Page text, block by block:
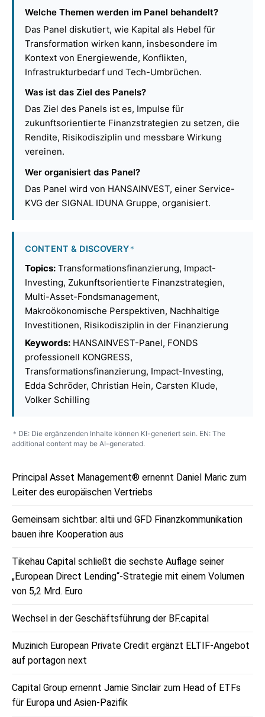
Welche Themen werden im Panel behandelt?
Das Panel diskutiert, wie Kapital als Hebel für
Transformation wirken kann, insbesondere im
Kontext von Energiewende, Konflikten,
Infrastrukturbedarf und Tech-Umbrüchen.
Was ist das Ziel des Panels?
Das Ziel des Panels ist es, Impulse für
zukunftsorientierte Finanzstrategien zu setzen, die
Rendite, Risikodisziplin und messbare Wirkung
vereinen.
Wer organisiert das Panel?
Das Panel wird von HANSAINVEST, einer Service-
KVG der SIGNAL IDUNA Gruppe, organisiert.
CONTENT & DISCOVERY *
Topics: Transformationsfinanzierung, Impact-
Investing, Zukunftsorientierte Finanzstrategien,
Multi-Asset-Fondsmanagement,
Makroökonomische Perspektiven, Nachhaltige
Investitionen, Risikodisziplin in der Finanzierung
Keywords: HANSAINVEST-Panel, FONDS
professionell KONGRESS,
Transformationsfinanzierung, Impact-Investing,
Edda Schröder, Christian Hein, Carsten Klude,
Volker Schilling
* DE: Die ergänzenden Inhalte können KI-generiert sein. EN: The
additional content may be AI-generated.
Principal Asset Management® ernennt Daniel Maric zum
Leiter des europäischen Vertriebs
Gemeinsam sichtbar: altii und GFD Finanzkommunikation
bauen ihre Kooperation aus
Tikehau Capital schließt die sechste Auflage seiner
„European Direct Lending“-Strategie mit einem Volumen
von 5,2 Mrd. Euro
Wechsel in der Geschäftsführung der BF.capital
Muzinich European Private Credit ergänzt ELTIF-Angebot
auf portagon next
Capital Group ernennt Jamie Sinclair zum Head of ETFs
für Europa und Asien-Pazifik